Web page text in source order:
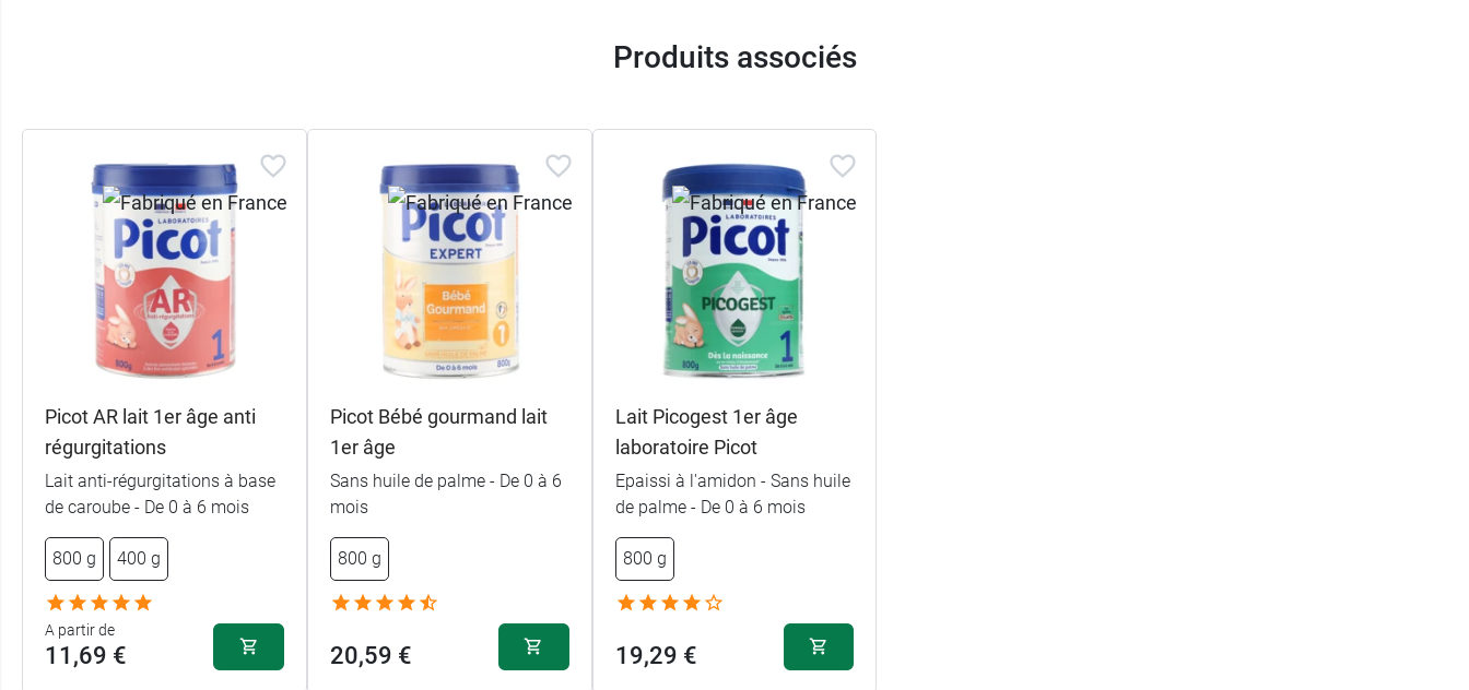
Produits associés
Picot AR lait 1er âge anti
régurgitations
Lait anti-régurgitations à base
de caroube - De 0 à 6 mois
800 g 400 g
A partir de
11,69 €
Picot Bébé gourmand lait
1er âge
Sans huile de palme - De 0 à 6
mois
800 g
20,59 €
Lait Picogest 1er âge
laboratoire Picot
Epaissi à l'amidon - Sans huile
de palme - De 0 à 6 mois
800 g
19,29 €